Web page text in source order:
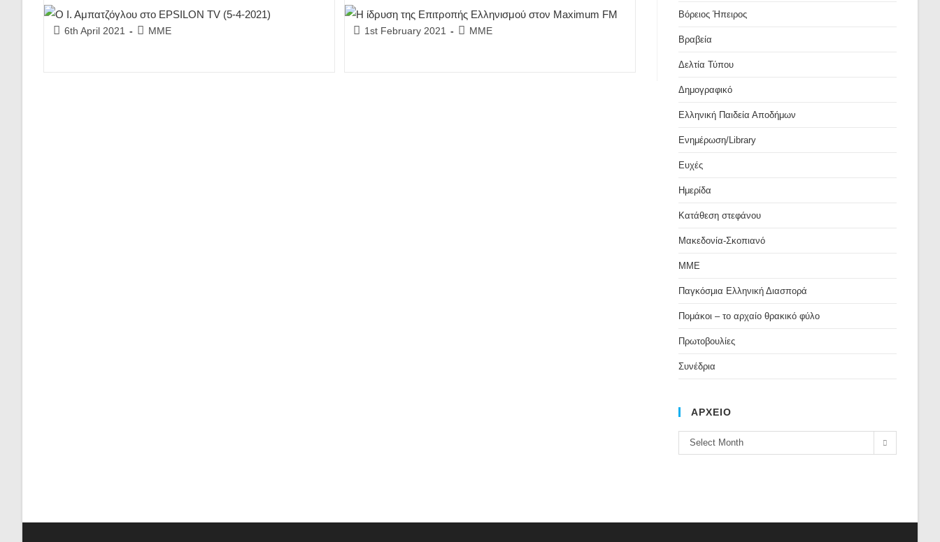
Post6th April 2021
PostΜΜΕ
Post1st February 2021
PostΜΜΕ
Βόρειος Ήπειρος
Βραβεία
Δελτία Τύπου
Δημογραφικό
Ελληνική Παιδεία Αποδήμων
Ενημέρωση/Library
Ευχές
Ημερίδα
Κατάθεση στεφάνου
Μακεδονία-Σκοπιανό
ΜΜΕ
Παγκόσμια Ελληνική Διασπορά
Πομάκοι – το αρχαίο θρακικό φύλο
Πρωτοβουλίες
Συνέδρια
ΑΡΧΕΙΟ
ΑΡΧΕΙΟ
Select Month